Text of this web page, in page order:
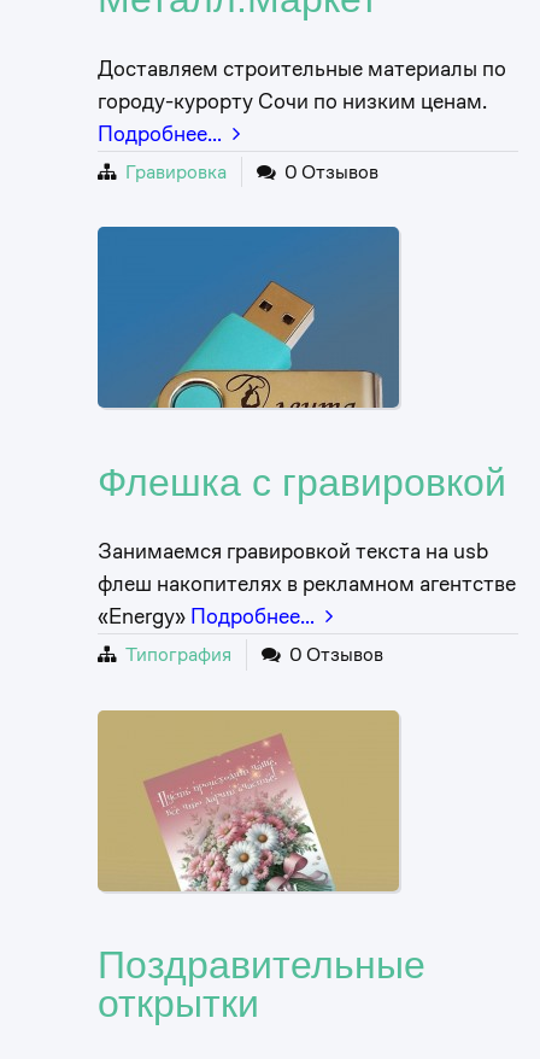
Доставляем строительные материалы по
городу-курорту Сочи по низким ценам.
Подробнее…
Гравировка 0 Отзывов
Флешка с гравировкой
Занимаемся гравировкой текста на usb
флеш накопителях в рекламном агентстве
«Energy» Подробнее…
Типография 0 Отзывов
Поздравительные
открытки